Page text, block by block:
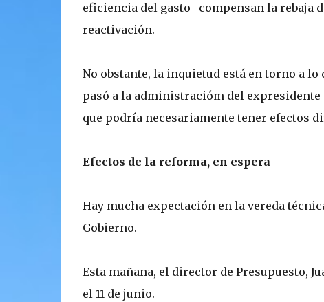
eficiencia del gasto- compensan la rebaja
reactivación.
No obstante, la inquietud está en torno a
pasó a la administracióm del
que podría necesariamente tener efectos
Efectos de la reforma, en espera
Hay mucha expectación en la vereda
Gobierno.
Esta mañana, el director de Presupuesto,
el 11 de junio.